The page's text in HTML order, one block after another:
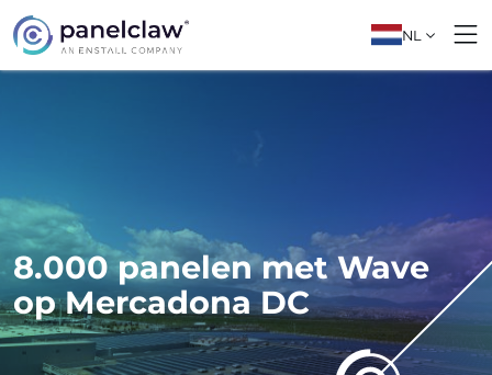
NL
8.000 panelen met Wave
op Mercadona DC